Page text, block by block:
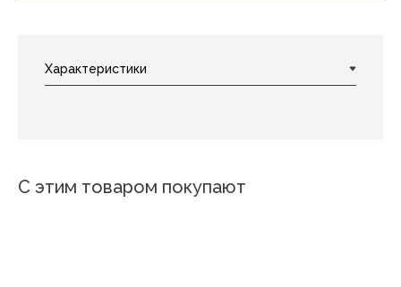
С этим товаром покупают